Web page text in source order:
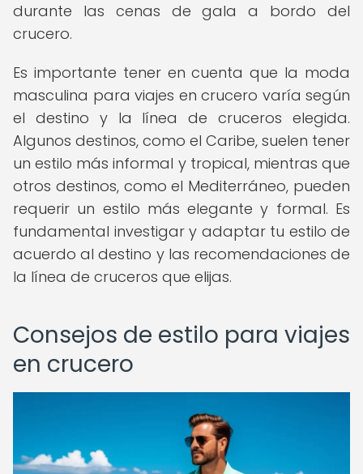
durante las cenas de gala a bordo del
crucero.
Es importante tener en cuenta que la moda
masculina para viajes en crucero varía según
el destino y la línea de cruceros elegida.
Algunos destinos, como el Caribe, suelen tener
un estilo más informal y tropical, mientras que
otros destinos, como el Mediterráneo, pueden
requerir un estilo más elegante y formal. Es
fundamental investigar y adaptar tu estilo de
acuerdo al destino y las recomendaciones de
la línea de cruceros que elijas.
Consejos de estilo para viajes
en crucero